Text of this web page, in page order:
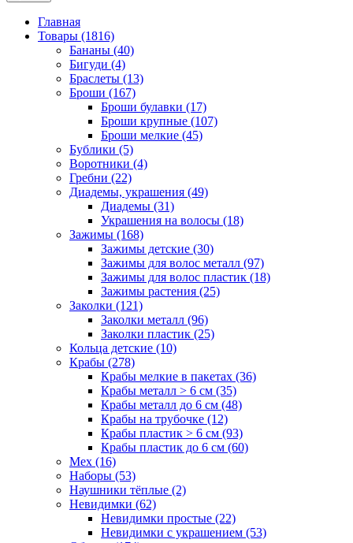
Главная
Товары (1816)
Бананы (40)
Бигуди (4)
Браслеты (13)
Броши (167)
Броши булавки (17)
Броши крупные (107)
Броши мелкие (45)
Бублики (5)
Воротники (4)
Гребни (22)
Диадемы, украшения (49)
Диадемы (31)
Украшения на волосы (18)
Зажимы (168)
Зажимы детские (30)
Зажимы для волос металл (97)
Зажимы для волос пластик (18)
Зажимы растения (25)
Заколки (121)
Заколки металл (96)
Заколки пластик (25)
Кольца детские (10)
Крабы (278)
Крабы мелкие в пакетах (36)
Крабы металл > 6 см (35)
Крабы металл до 6 см (48)
Крабы на трубочке (12)
Крабы пластик > 6 см (93)
Крабы пластик до 6 см (60)
Мех (16)
Наборы (53)
Наушники тёплые (2)
Невидимки (62)
Невидимки простые (22)
Невидимки с украшением (53)